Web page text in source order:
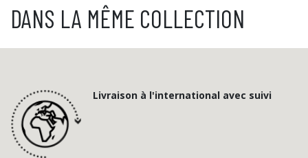
DANS LA MÊME COLLECTION
Livraison à l'international avec suivi